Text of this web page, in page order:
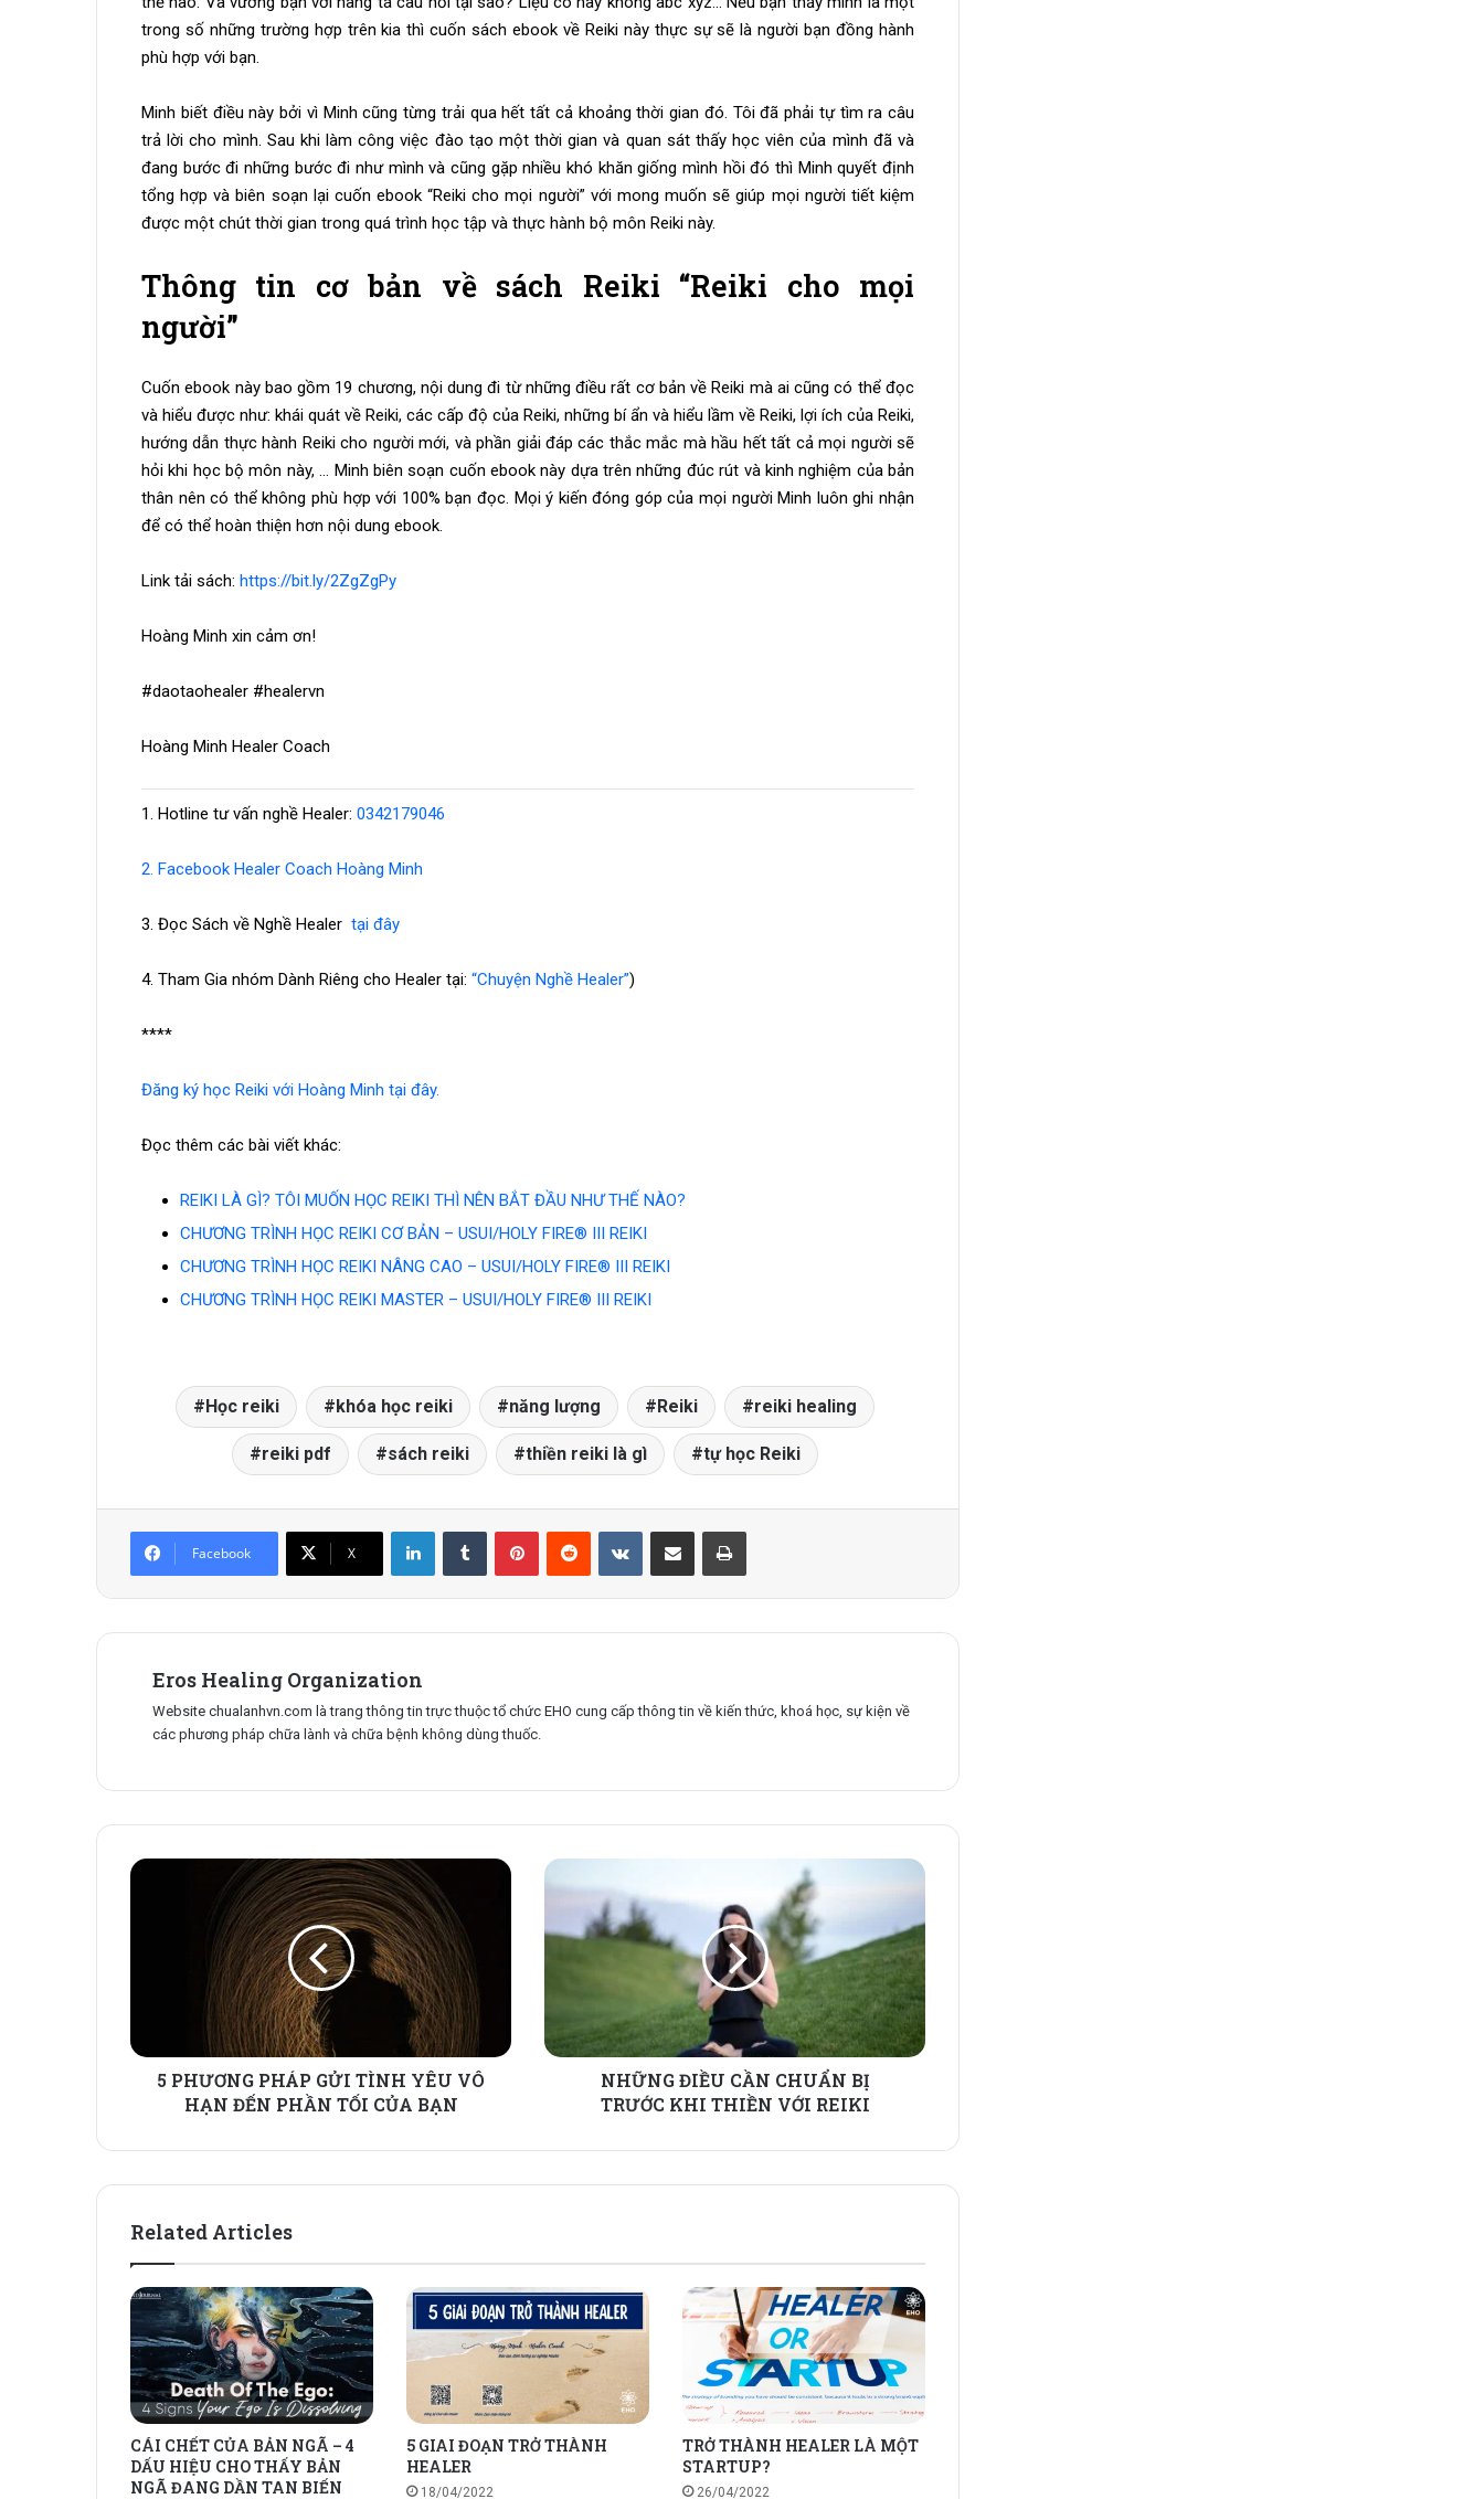
trong số những trường hợp trên kia thì cuốn sách ebook về Reiki này thực sự sẽ là người bạn đồng hành
phù hợp với bạn.
Minh biết điều này bởi vì Minh cũng từng trải qua hết tất cả khoảng thời gian đó. Tôi đã phải tự tìm ra câu
trả lời cho mình. Sau khi làm công việc đào tạo một thời gian và quan sát thấy học viên của mình đã và
đang bước đi những bước đi như mình và cũng gặp nhiều khó khăn giống mình hồi đó thì Minh quyết định
tổng hợp và biên soạn lại cuốn ebook “Reiki cho mọi người” với mong muốn sẽ giúp mọi người tiết kiệm
được một chút thời gian trong quá trình học tập và thực hành bộ môn Reiki này.
Thông tin cơ bản về sách Reiki “Reiki cho mọi
người”
Cuốn ebook này bao gồm 19 chương, nội dung đi từ những điều rất cơ bản về Reiki mà ai cũng có thể đọc
và hiểu được như: khái quát về Reiki, các cấp độ của Reiki, những bí ẩn và hiểu lầm về Reiki, lợi ích của Reiki,
hướng dẫn thực hành Reiki cho người mới, và phần giải đáp các thắc mắc mà hầu hết tất cả mọi người sẽ
hỏi khi học bộ môn này, … Minh biên soạn cuốn ebook này dựa trên những đúc rút và kinh nghiệm của bản
thân nên có thể không phù hợp với 100% bạn đọc. Mọi ý kiến đóng góp của mọi người Minh luôn ghi nhận
để có thể hoàn thiện hơn nội dung ebook.
Link tải sách: https://bit.ly/2ZgZgPy
Hoàng Minh xin cảm ơn!
#daotaohealer #healervn
Hoàng Minh Healer Coach
1. Hotline tư vấn nghề Healer: 0342179046
2. Facebook Healer Coach Hoàng Minh
3. Đọc Sách về Nghề Healer tại đây
4. Tham Gia nhóm Dành Riêng cho Healer tại: “Chuyện Nghề Healer”)
****
Đăng ký học Reiki với Hoàng Minh tại đây.
Đọc thêm các bài viết khác:
REIKI LÀ GÌ? TÔI MUỐN HỌC REIKI THÌ NÊN BẮT ĐẦU NHƯ THẾ NÀO?
CHƯƠNG TRÌNH HỌC REIKI CƠ BẢN – USUI/HOLY FIRE® III REIKI
CHƯƠNG TRÌNH HỌC REIKI NÂNG CAO – USUI/HOLY FIRE® III REIKI
CHƯƠNG TRÌNH HỌC REIKI MASTER – USUI/HOLY FIRE® III REIKI
Học reiki khóa học reiki năng lượng Reiki reiki healing
reiki pdf sách reiki thiền reiki là gì tự học Reiki
Facebook X
Eros Healing Organization
Website chualanhvn.com là trang thông tin trực thuộc tổ chức EHO cung cấp thông tin về kiến thức, khoá học, sự kiện về
các phương pháp chữa lành và chữa bệnh không dùng thuốc.
5 PHƯƠNG PHÁP GỬI TÌNH YÊU VÔ
HẠN ĐẾN PHẦN TỐI CỦA BẠN
NHỮNG ĐIỀU CẦN CHUẨN BỊ
TRƯỚC KHI THIỀN VỚI REIKI
Related Articles
CÁI CHẾT CỦA BẢN NGÃ – 4
DẤU HIỆU CHO THẤY BẢN
NGÃ ĐANG DẦN TAN BIẾN
5 GIAI ĐOẠN TRỞ THÀNH
HEALER
18/04/2022
TRỞ THÀNH HEALER LÀ MỘT
STARTUP?
26/04/2022